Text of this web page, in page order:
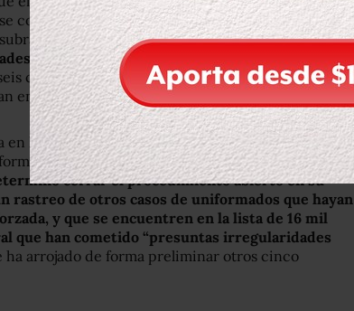
considera que el agente incurrió en “abandono
queesto es una muestra de la
ya que la misma PF realizó en agosto de 2012
compañeros, “por haber sido víctimas de
en cumplimiento del deber”.
en la que se destinó una silla para la fotografía de
que,ante la inconformidad expresada por la
cerrar el procedimiento abierto en su
rastreo de otros casos de uniformados que hayan
y que se encuentren en la lista de 16 mil
que han cometido “presuntas irregularidades
ha arrojado de forma preliminar otros cinco